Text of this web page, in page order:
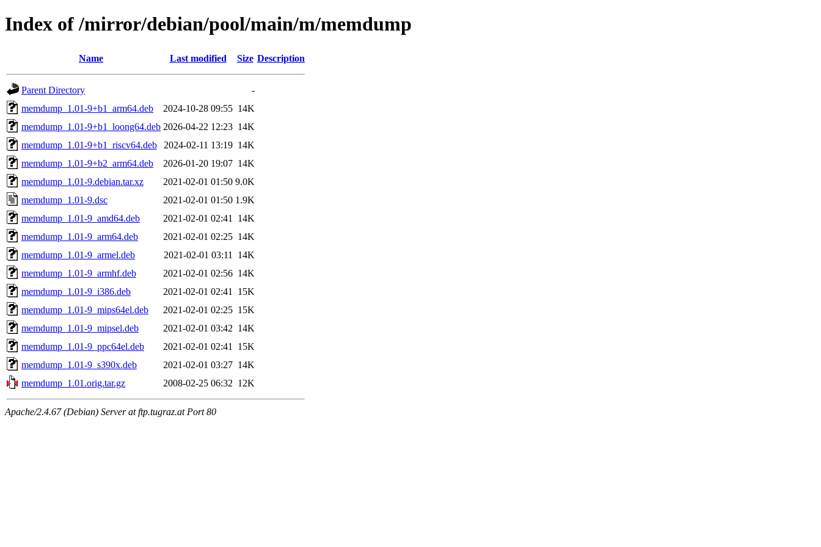
Index of /mirror/debian/pool/main/m/memdump
Name Last modified Size Description
Parent Directory
-
memdump_1.01-9+b1_arm64.deb
2024-10-28 09:55 14K
memdump_1.01-9+b1_loong64.deb 2026-04-22 12:23 14K
memdump_1.01-9+b1_riscv64.deb
2024-02-11 13:19 14K
memdump_1.01-9+b2_arm64.deb
2026-01-20 19:07 14K
memdump_1.01-9.debian.tar.xz
2021-02-01 01:50 9.0K
memdump_1.01-9.dsc
2021-02-01 01:50 1.9K
memdump_1.01-9_amd64.deb
2021-02-01 02:41
14K
memdump_1.01-9_arm64.deb
2021-02-01 02:25 14K
memdump_1.01-9_armel.deb
2021-02-01 03:11
14K
memdump_1.01-9_armhf.deb
2021-02-01 02:56 14K
memdump_1.01-9_i386.deb
2021-02-01 02:41
15K
memdump_1.01-9_mips64el.deb
2021-02-01 02:25 15K
memdump_1.01-9_mipsel.deb
2021-02-01 03:42 14K
memdump_1.01-9_ppc64el.deb
2021-02-01 02:41
15K
memdump_1.01-9_s390x.deb
2021-02-01 03:27 14K
memdump_1.01.orig.tar.gz
2008-02-25 06:32 12K
Apache/2.4.67 (Debian) Server at ftp.tugraz.at Port 80